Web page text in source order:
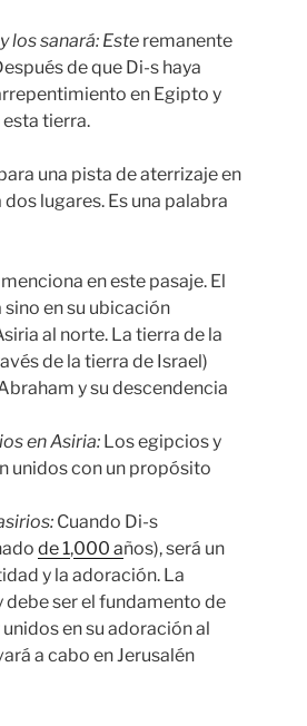
los sanará: Este remanente
de que Di-s haya
en Egipto y
tierra.
una pista de aterrizaje en
lugares. Es una palabra
en este pasaje. El
en su ubicación
al norte. La tierra de la
de la tierra de Israel)
y su descendencia
en Asiria: Los egipcios y
unidos con un propósito
Cuando Di-s
de 1,000 años), será un
y la adoración. La
debe ser el fundamento de
en su adoración al
a cabo en Jerusalén